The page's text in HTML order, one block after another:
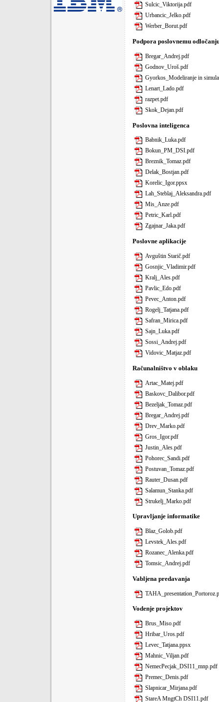
Sulcic_Viktorija.pdf
Urbancic_Jelko.pdf
Werber_Borut.pdf
Podpora poslovnemu
Bregar_Andrej.pdf
Godnov_Uroš.pdf
Gyorkos_Modeliranje in
Lenart_Lado.pdf
razpet.pdf
Skok_Dejan.pdf
Poslovna inteligenca
Babnik_Luka.pdf
Bokun_PM_DSI.pdf
Breznik_Tomaz.pdf
Delak_Bostjan.pdf
Korelic_Igor.ppsx
Lah_Steblaj_Aleksandra.pdf
Mis_Anze.pdf
Petric_Karl.pdf
Zgajnar_Jaka.pdf
Poslovne aplikacije
Avguštin Starič.pdf
Gosnjic_Vladimir.pdf
Kralj_Ales.pdf
Pavlic_Edo.pdf
Pevec_Anton.pdf
Rogelj_Tatjana.pdf
Safran_Mirica.pdf
Sajn_Luka.pdf
Sossi_Andrej.pdf
Vidovic_Matjaz.pdf
Računalništvo v oblaku
Artac_Matej.pdf
Baskovc_Dalibor.pdf
Bezeljak_Tomaz.pdf
Bregar_Andrej.pdf
Drev_Marko.pdf
Gros_Igor.pdf
Justin_Ales.pdf
Pohorec_Sandi.pdf
Postuvan_Tomaz.pdf
Rauter_Dusan.pdf
Salamun_Stanka.pdf
Strukelj_Marko.pdf
Upravljanje informatike
Blaz_Golob.pdf
Levstek_Ales.pdf
Rozanec_Alenka.pdf
Tomsic_Andrej.pdf
Vabljena predavanja
Vodenje projektov
Brus_Miso.pdf
Hribar_Uros.pdf
Levec_Tatjana.ppsx
Mahnic_Viljan.pdf
NemecPecjak_DSI11_mnp.pdf
Premec_Denis.pdf
Slapnicar_Mirjana.pdf
StareA MngtCh DSI11.pdf